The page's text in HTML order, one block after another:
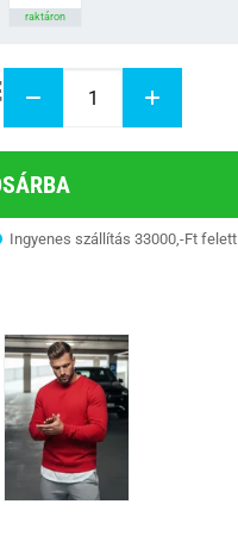
raktáron
Ingyenes szállítás 33000,-Ft felett